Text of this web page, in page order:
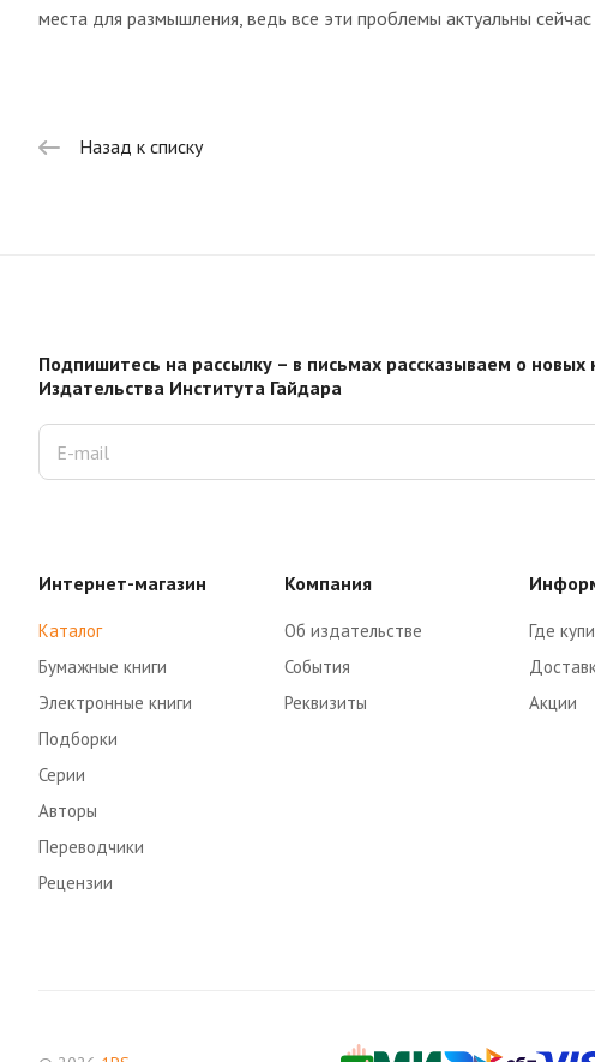
места для размышления, ведь все эти проблемы актуальны
Назад к списку
Подпишитесь на рассылку – в письмах рассказываем о новых
Издательства Института Гайдара
Интернет-магазин
Каталог
Бумажные книги
Электронные книги
Подборки
Серии
Авторы
Переводчики
Рецензии
Компания
Об издательстве
События
Реквизиты
Где
Акции